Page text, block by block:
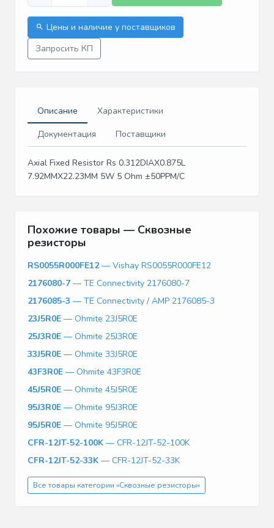
Цены и наличие у поставщиков
Запросить КП
Описание
Характеристики
Документация
Поставщики
Axial Fixed Resistor Rs 0.312DIAX0.875L
7.92MMX22.23MM 5W 5 Ohm ±50PPM/C
Похожие товары — Сквозные
резисторы
RS0055R000FE12— Vishay RS0055R000FE12
2176080-7 — TE Connectivity 2176080-7
2176085-3 — TE Connectivity / AMP 2176085-3
23J5R0E — Ohmite 23J5R0E
25J3R0E — Ohmite 25J3R0E
33J5R0E — Ohmite 33J5R0E
43F3R0E — Ohmite 43F3R0E
45J5R0E — Ohmite 45J5R0E
95J3R0E — Ohmite 95J3R0E
95J5R0E — Ohmite 95J5R0E
CFR-12JT-52-100K — CFR-12JT-52-100K
CFR-12JT-52-33K — CFR-12JT-52-33K
Все товары категории «Сквозные резисторы»